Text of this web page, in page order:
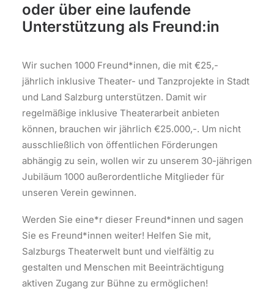
oder über eine laufende
Unterstützung als Freund:in
Wir suchen 1000 Freund*innen, die mit €25,-
jährlich inklusive Theater- und Tanzprojekte in Stadt
und Land Salzburg unterstützen. Damit wir
regelmäßige inklusive Theaterarbeit anbieten
können, brauchen wir jährlich €25.000,-. Um nicht
ausschließlich von öffentlichen Förderungen
abhängig zu sein, wollen wir zu unserem 30-jährigen
Jubiläum 1000 außerordentliche Mitglieder für
unseren Verein gewinnen.
Werden Sie eine*r dieser Freund*innen und sagen
Sie es Freund*innen weiter! Helfen Sie mit,
Salzburgs Theaterwelt bunt und vielfältig zu
gestalten und Menschen mit Beeinträchtigung
aktiven Zugang zur Bühne zu ermöglichen!